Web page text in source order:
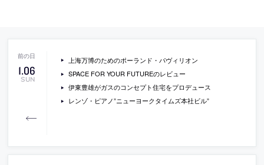
1.06
SUN
上海万博のためのポーランド・パヴィリオン
SPACE FOR YOUR FUTUREのレビュー
伊東豊雄がガスのコンセプト住宅をプロデュース
レンゾ・ピアノ”ニューヨークタイムズ本社ビル”